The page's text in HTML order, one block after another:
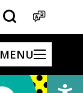
MENU